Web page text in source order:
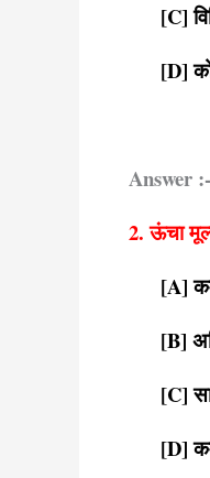
[C]
[D]
Answer
2. ऊंचा
[A] कम
[B]
[C]
[D]